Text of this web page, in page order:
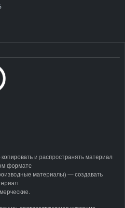
и распространять материал
формате
материалы) — создавать